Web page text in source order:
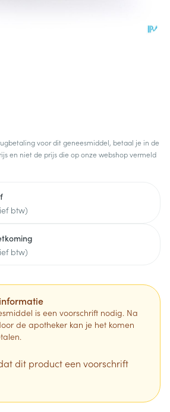
voor dit geneesmiddel, betaal je in de
en niet de prijs die op onze webshop vermeld
btw)
btw)
is een voorschrift nodig. Na
de apotheker kan je het komen
dit product een voorschrift